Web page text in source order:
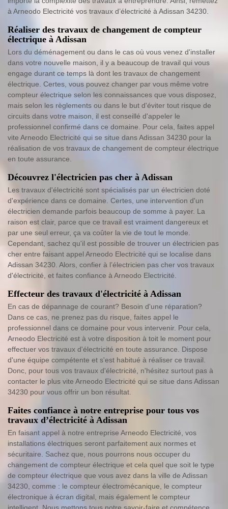
à Arneodo Electricité vos travaux d’électricité à Adissan 34230.
Réaliser des travaux de changement de compteur
électrique à Adissan
Lors du déménagement ou dans le cas où vous venez d'installer
dans votre nouvelle maison, il y a beaucoup de travail qui vous
engage durant ce temps là dont les travaux de changement
électrique. Certes, vous pouvez changer par vous même votre
compteur électrique selon les connaissances que vous disposez,
mais selon les règlements ou dans le but d'éviter tout risque de
circuits dans votre maison, il est conseillé d'appeler le
professionnel confirmé dans ce domaine. Pour cela, faites appel
vite Arneodo Electricité qui se situe dans Adissan 34230 pour la
réalisation de vos travaux de changement de compteur électrique
en toute assurance.
Découvrez l'électricien pas cher à Adissan
Les travaux d'électricité sont spécialisés par un électricien doté
d'expérience dans ce domaine. Certes, une intervention d'un
électricien demande parfois beaucoup de somme à payer. La
raison est clair, parce que ce travail est vraiment dangereux et
par une seul erreur, ça va coûter la vie de tout le monde.
Cependant, sachez qu'il est possible de trouver un électricien pas
cher entre faisant appel Arneodo Electricité qui se localise dans
Adissan 34230. Alors, confier à l’électricien pas cher vos travaux
d'électricité, et faites confiance à Arneodo Electricité.
Effecteur des travaux d'électricité à Adissan
En cas de dépannage de courant? Besoin d'une réparation?
Dans ce cas, ne prenez pas du risque, faites appel le
professionnel dans ce domaine pour vous intervenir. Pour cela,
Arneodo Electricité est à votre disposition à toit le moment pour
effectuer vos travaux d'électricité en toute assurance. Dispose
d'une équipe compétente et s'est habitué à réaliser ce travail.
Donc, pour tous vos travaux d'électricité, n'hésitez surtout pas à
contacter le plus vite Arneodo Electricité qui se situe dans Adissan
34230 pour vous offrir un bon résultat.
Faites confiance à notre entreprise pour tous vos
travaux d’électricité à Adissan
En faisant appel à notre entreprise Arneodo Electricité, vos
installations électriques seront parfaitement aux normes et
sécuritaire. Sachez que, nous pourrons nous occuper du
changement de compteur électrique et cela quel que soit le type
de compteur électrique que vous avez dans la ville de Adissan
34230, comme : le compteur électromécanique, le compteur
électronique à écran digital, mais également le compteur